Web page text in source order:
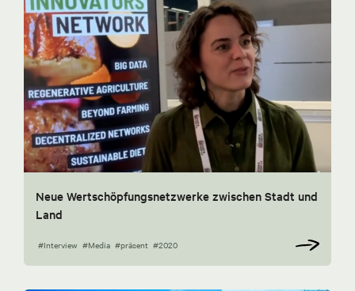
Neue Wertschöpfungsnetzwerke zwischen Stadt und
Land
#Interview #Media #präsent #2020